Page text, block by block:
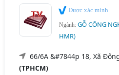
Được xác minh
Ngành:GỖ CÔNG
HMR)
66/6A &#7844p 18, Xã
(TPHCM)